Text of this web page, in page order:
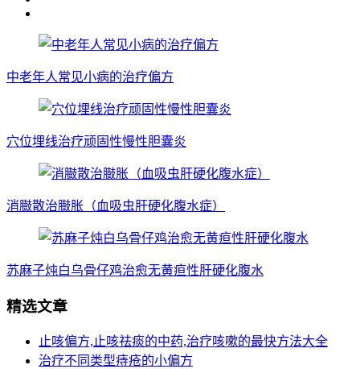
中老年人常见小病的治疗偏方
穴位埋线治疗顽固性慢性胆囊炎
消臌散治臌胀（血吸虫肝硬化腹水症）
苏麻子炖白乌骨仔鸡治愈无黄疸性肝硬化腹水
精选文章
止咳偏方,止咳祛痰的中药,治疗咳嗽的最快方法大全
治疗不同类型痔疮的小偏方